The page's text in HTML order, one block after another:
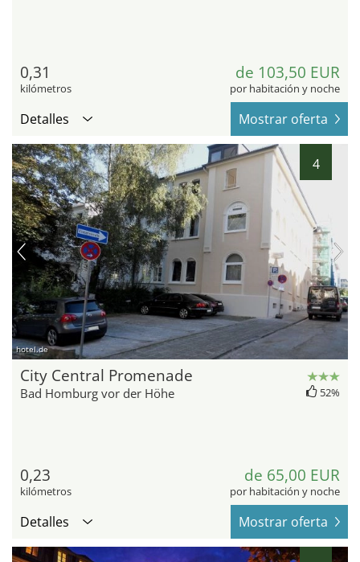
0,31
kilómetros
de 103,50 EUR
por habitación y noche
Detalles Mostrar oferta
4
hotel.de
City Central Promenade
Bad Homburg vor der Höhe 52%
0,23
kilómetros
de 65,00 EUR
por habitación y noche
Detalles Mostrar oferta